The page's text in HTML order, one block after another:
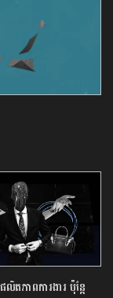
តភាពការងារ ប៉ុន្តែ